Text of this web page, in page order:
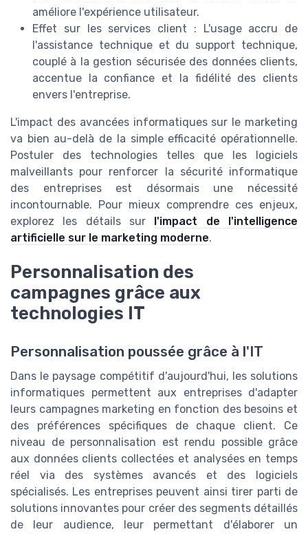
améliore l'expérience utilisateur.
Effet sur les services client : L'usage accru de
l'assistance technique et du support technique,
couplé à la gestion sécurisée des données clients,
accentue la confiance et la fidélité des clients
envers l'entreprise.
L'impact des avancées informatiques sur le marketing
va bien au-delà de la simple efficacité opérationnelle.
Postuler des technologies telles que les logiciels
malveillants pour renforcer la sécurité informatique
des entreprises est désormais une nécessité
incontournable. Pour mieux comprendre ces enjeux,
explorez les détails sur l'impact de l'intelligence
artificielle sur le marketing moderne.
Personnalisation des
campagnes grâce aux
technologies IT
Personnalisation poussée grâce à l'IT
Dans le paysage compétitif d'aujourd'hui, les solutions
informatiques permettent aux entreprises d'adapter
leurs campagnes marketing en fonction des besoins et
des préférences spécifiques de chaque client. Ce
niveau de personnalisation est rendu possible grâce
aux données clients collectées et analysées en temps
réel via des systèmes avancés et des logiciels
spécialisés. Les entreprises peuvent ainsi tirer parti de
solutions innovantes pour créer des segments détaillés
de leur audience, leur permettant d'élaborer un